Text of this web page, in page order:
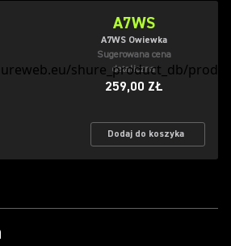
A7WS
A7WS Owiewka
Sugerowana cena
detaliczna
259,00 ZŁ
Dodaj do koszyka